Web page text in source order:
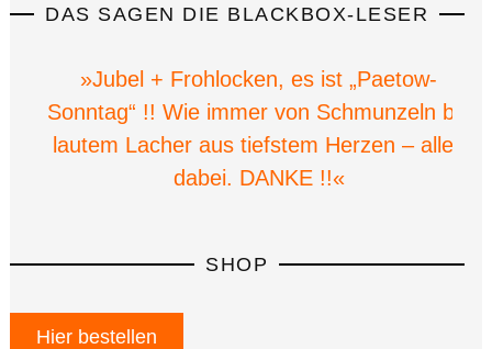
DAS SAGEN DIE BLACKBOX-LESER
»Jubel + Frohlocken, es ist „Paetow-
Sonntag“ !! Wie immer von Schmunzeln bis
lautem Lacher aus tiefstem Herzen – alles
dabei. DANKE !!«
SHOP
Hier bestellen